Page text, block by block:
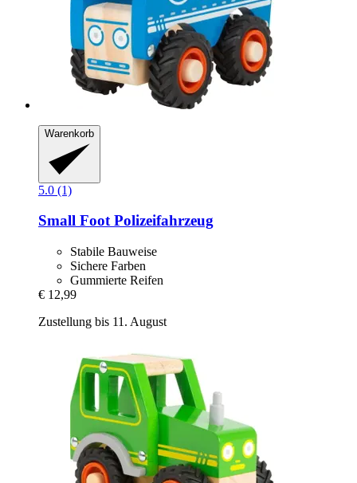
Warenkorb
5.0 (1)
Small FootPolizeifahrzeug
Stabile Bauweise
Sichere Farben
Gummierte Reifen
€ 12,99
Zustellung bis 11. August